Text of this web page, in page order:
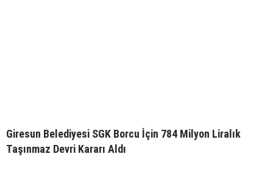
Giresun Belediyesi SGK Borcu İçin 784 Milyon Liralık
Taşınmaz Devri Kararı Aldı